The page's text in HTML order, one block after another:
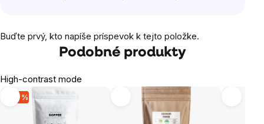
Buďte prvý, kto napíše príspevok k tejto položke.
Podobné produkty
High-contrast mode
-20 %